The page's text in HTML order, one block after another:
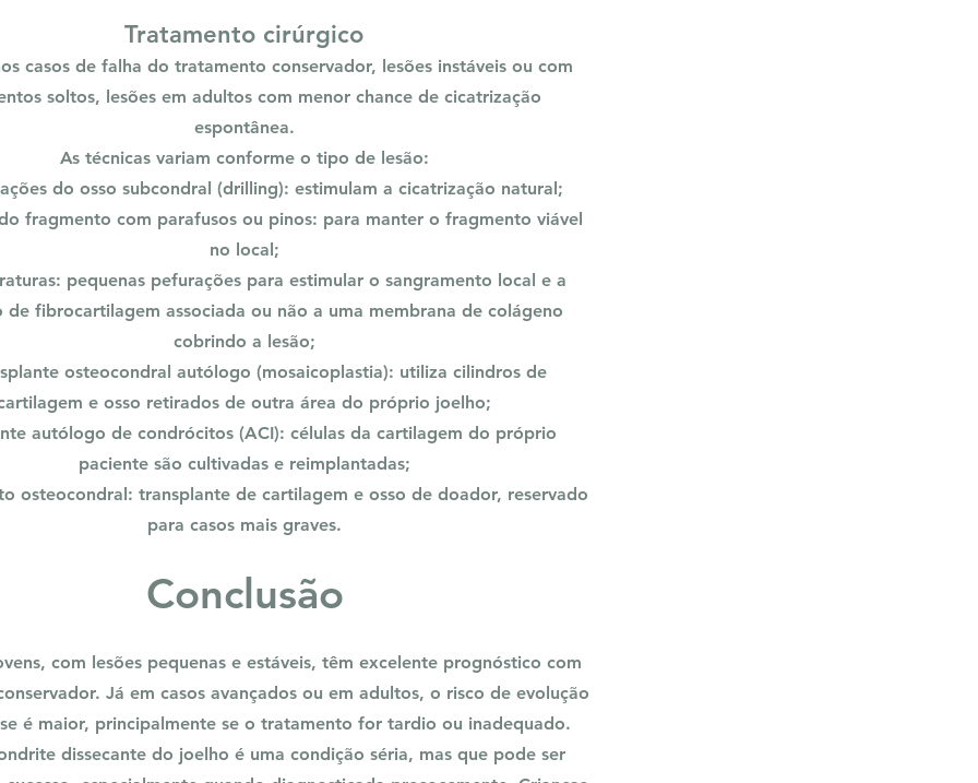
Tratamento cirúrgico
casos de falha do tratamento conservador, lesões instáveis ou com
soltos, lesões em adultos com menor chance de cicatrização
espontânea.
As técnicas variam conforme o tipo de lesão:
do osso subcondral (drilling): estimulam a cicatrização natural;
fragmento com parafusos ou pinos: para manter o fragmento viável
no local;
pequenas pefurações para estimular o sangramento local e a
de fibrocartilagem associada ou não a uma membrana de colágeno
cobrindo a lesão;
osteocondral autólogo (mosaicoplastia): utiliza cilindros de
e osso retirados de outra área do próprio joelho;
autólogo de condrócitos (ACI): células da cartilagem do próprio
paciente são cultivadas e reimplantadas;
osteocondral: transplante de cartilagem e osso de doador, reservado
para casos mais graves.
Conclusão
com lesões pequenas e estáveis, têm excelente prognóstico com
Já em casos avançados ou em adultos, o risco de evolução
é maior, principalmente se o tratamento for tardio ou inadequado.
dissecante do joelho é uma condição séria, mas que pode ser